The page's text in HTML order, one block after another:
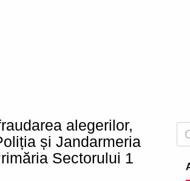
alegerilor,
și Jandarmeria
Sectorului 1